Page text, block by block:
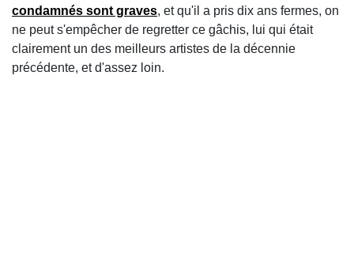
condamnés sont graves, et qu'il a pris dix ans fermes, on
ne peut s'empêcher de regretter ce gâchis, lui qui était
clairement un des meilleurs artistes de la décennie
précédente, et d'assez loin.